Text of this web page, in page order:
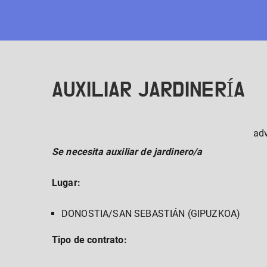
content
AUXILIAR JARDINERÍA
Se necesita auxiliar de jardinero/a
Lugar:
DONOSTIA/SAN SEBASTIÁN (GIPUZKOA)
Tipo de contrato: